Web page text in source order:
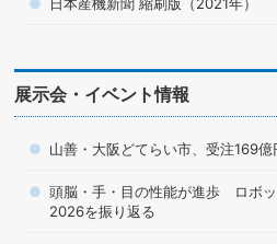
日本産機新聞 縮刷版（2021年）
展示会・イベント情報
山善・大阪どてらい市、受注169
頭脳・手・目の性能が進歩 ロボ
2026を振り返る